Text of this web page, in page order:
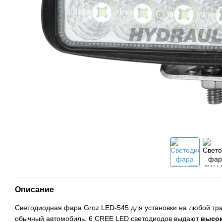
Описание
Светодиодная фара Groz LED-545 для установки на любой
обычный автомобиль. 6 CREE LED светодиодов выдают